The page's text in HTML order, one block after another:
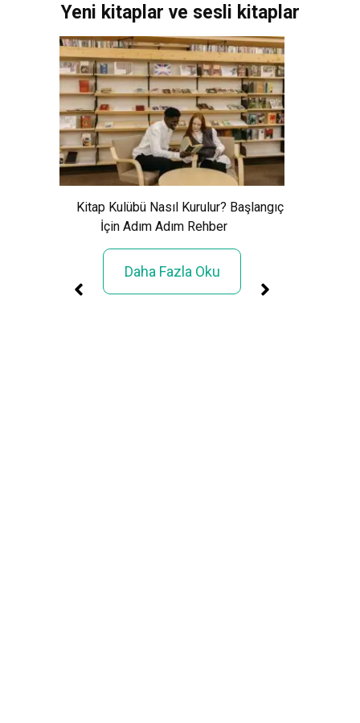
Yeni kitaplar ve sesli kitaplar
Kitap Kulübü Nasıl Kurulur? Başlangıç
İçin Adım Adım Rehber
Daha Fazla Oku